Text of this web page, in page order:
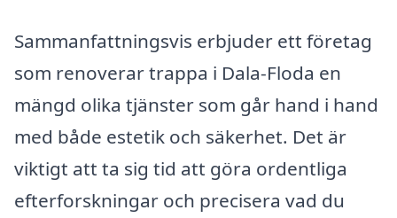
Sammanfattningsvis erbjuder ett företag
som renoverar trappa i Dala-Floda en
mängd olika tjänster som går hand i hand
med både estetik och säkerhet. Det är
viktigt att ta sig tid att göra ordentliga
efterforskningar och precisera vad du